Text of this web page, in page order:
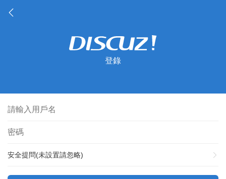
登錄
安全提問(未設置請忽略)